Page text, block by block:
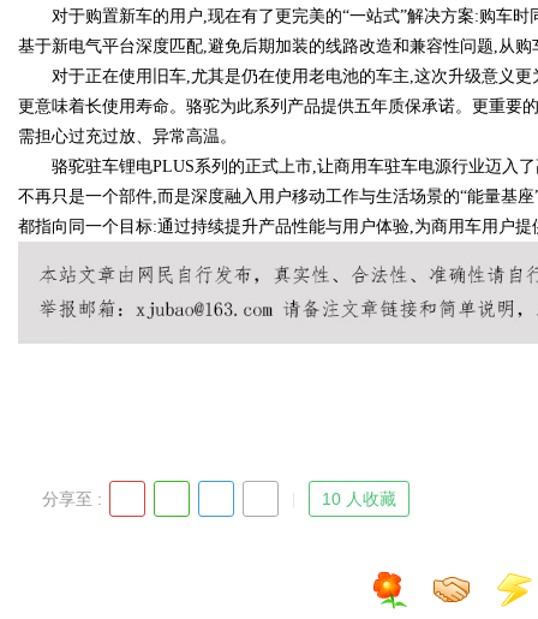
对于购置新车的用户,现在有了更完美的“一站式”解决方案:购车时
基于新电气平台深度匹配,避免后期加装的线路改造和兼容性问题,从
对于正在使用旧车,尤其是仍在使用老电池的车主,这次升级意义更
更意味着长使用寿命。骆驼为此系列产品提供五年质保承诺。更重
需担心过充过放、异常高温。
骆驼驻车锂电PLUS系列的正式上市,让商用车驻车电源行业迈入
不再只是一个部件,而是深度融入用户移动工作与生活场景的“能量基
都指向同一个目标:通过持续提升产品性能与用户体验,为商用车用户
分享至 : 10 人收藏